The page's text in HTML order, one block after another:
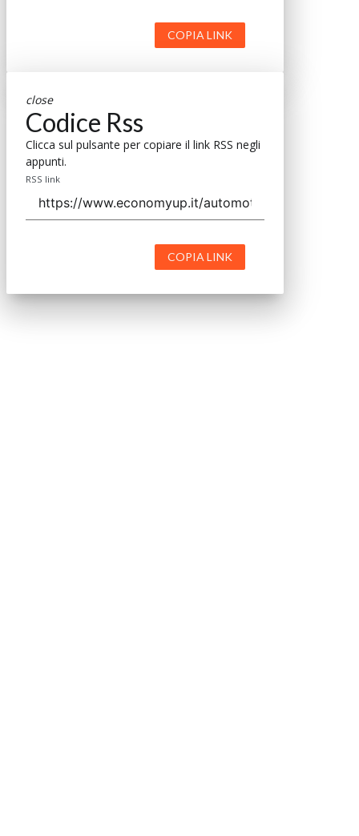
COPIA LINK
close
Codice Rss
Clicca sul pulsante per copiare il link RSS negli
appunti.
RSS link
COPIA LINK